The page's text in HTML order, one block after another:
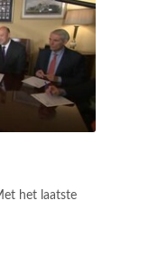
het laatste